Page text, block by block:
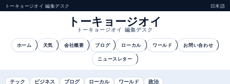
トーキョージオイ 編集デスク 日本語
トーキョージオイ
トーキョージオイ 編集デスク
ホーム 天気 会社概要 ブログ ローカル ワールド お問い合わせ
ニュースレター
テック ビジネス ブログ ローカル ワールド 政治